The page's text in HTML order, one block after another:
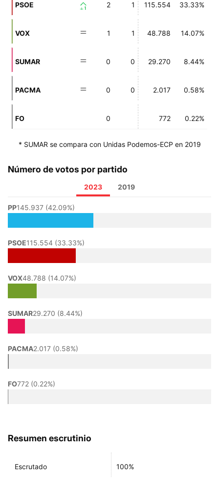
PSOE +1 2 1 115.554 33.33%
VOX 1 1 48.788 14.07%
SUMAR 0 0 29.270 8.44%
PACMA 0 0 2.017 0.58%
FO 0 772 0.22%
* SUMAR se compara con Unidas Podemos-ECP en 2019
Número de votos por partido
2023 2019
PP145.937 (42.09%)
PSOE115.554 (33.33%)
VOX48.788 (14.07%)
SUMAR29.270 (8.44%)
PACMA2.017 (0.58%)
FO772 (0.22%)
Resumen escrutinio
Escrutado 100%